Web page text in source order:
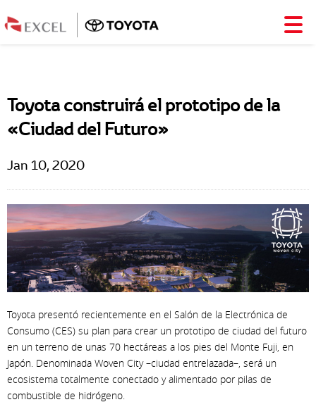
Toyota construirá el prototipo de la
«Ciudad del Futuro»
Jan 10, 2020
Toyota presentó recientemente en el Salón de la Electrónica de
Consumo (CES) su plan para crear un prototipo de ciudad del futuro
en un terreno de unas 70 hectáreas a los pies del Monte Fuji, en
Japón. Denominada Woven City –ciudad entrelazada–, será un
ecosistema totalmente conectado y alimentado por pilas de
combustible de hidrógeno.